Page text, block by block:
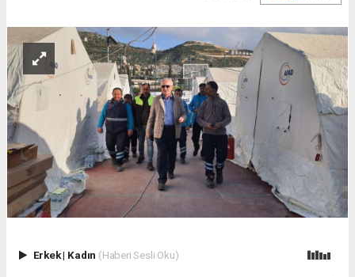
Erkek| Kadın (Haberi Sesli Oku)